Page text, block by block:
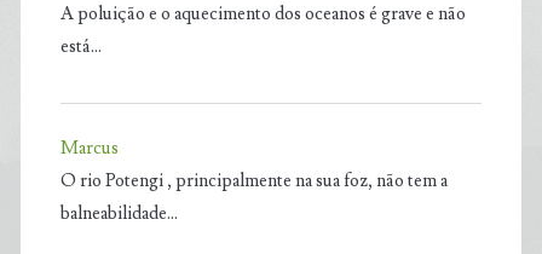
A poluição e o aquecimento dos oceanos é grave e não
está…
Marcus
O rio Potengi , principalmente na sua foz, não tem a
balneabilidade…